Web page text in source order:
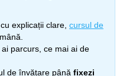
, cu explicații clare, cursul de
parcurs, ce mai ai de
de învățare până fixezi